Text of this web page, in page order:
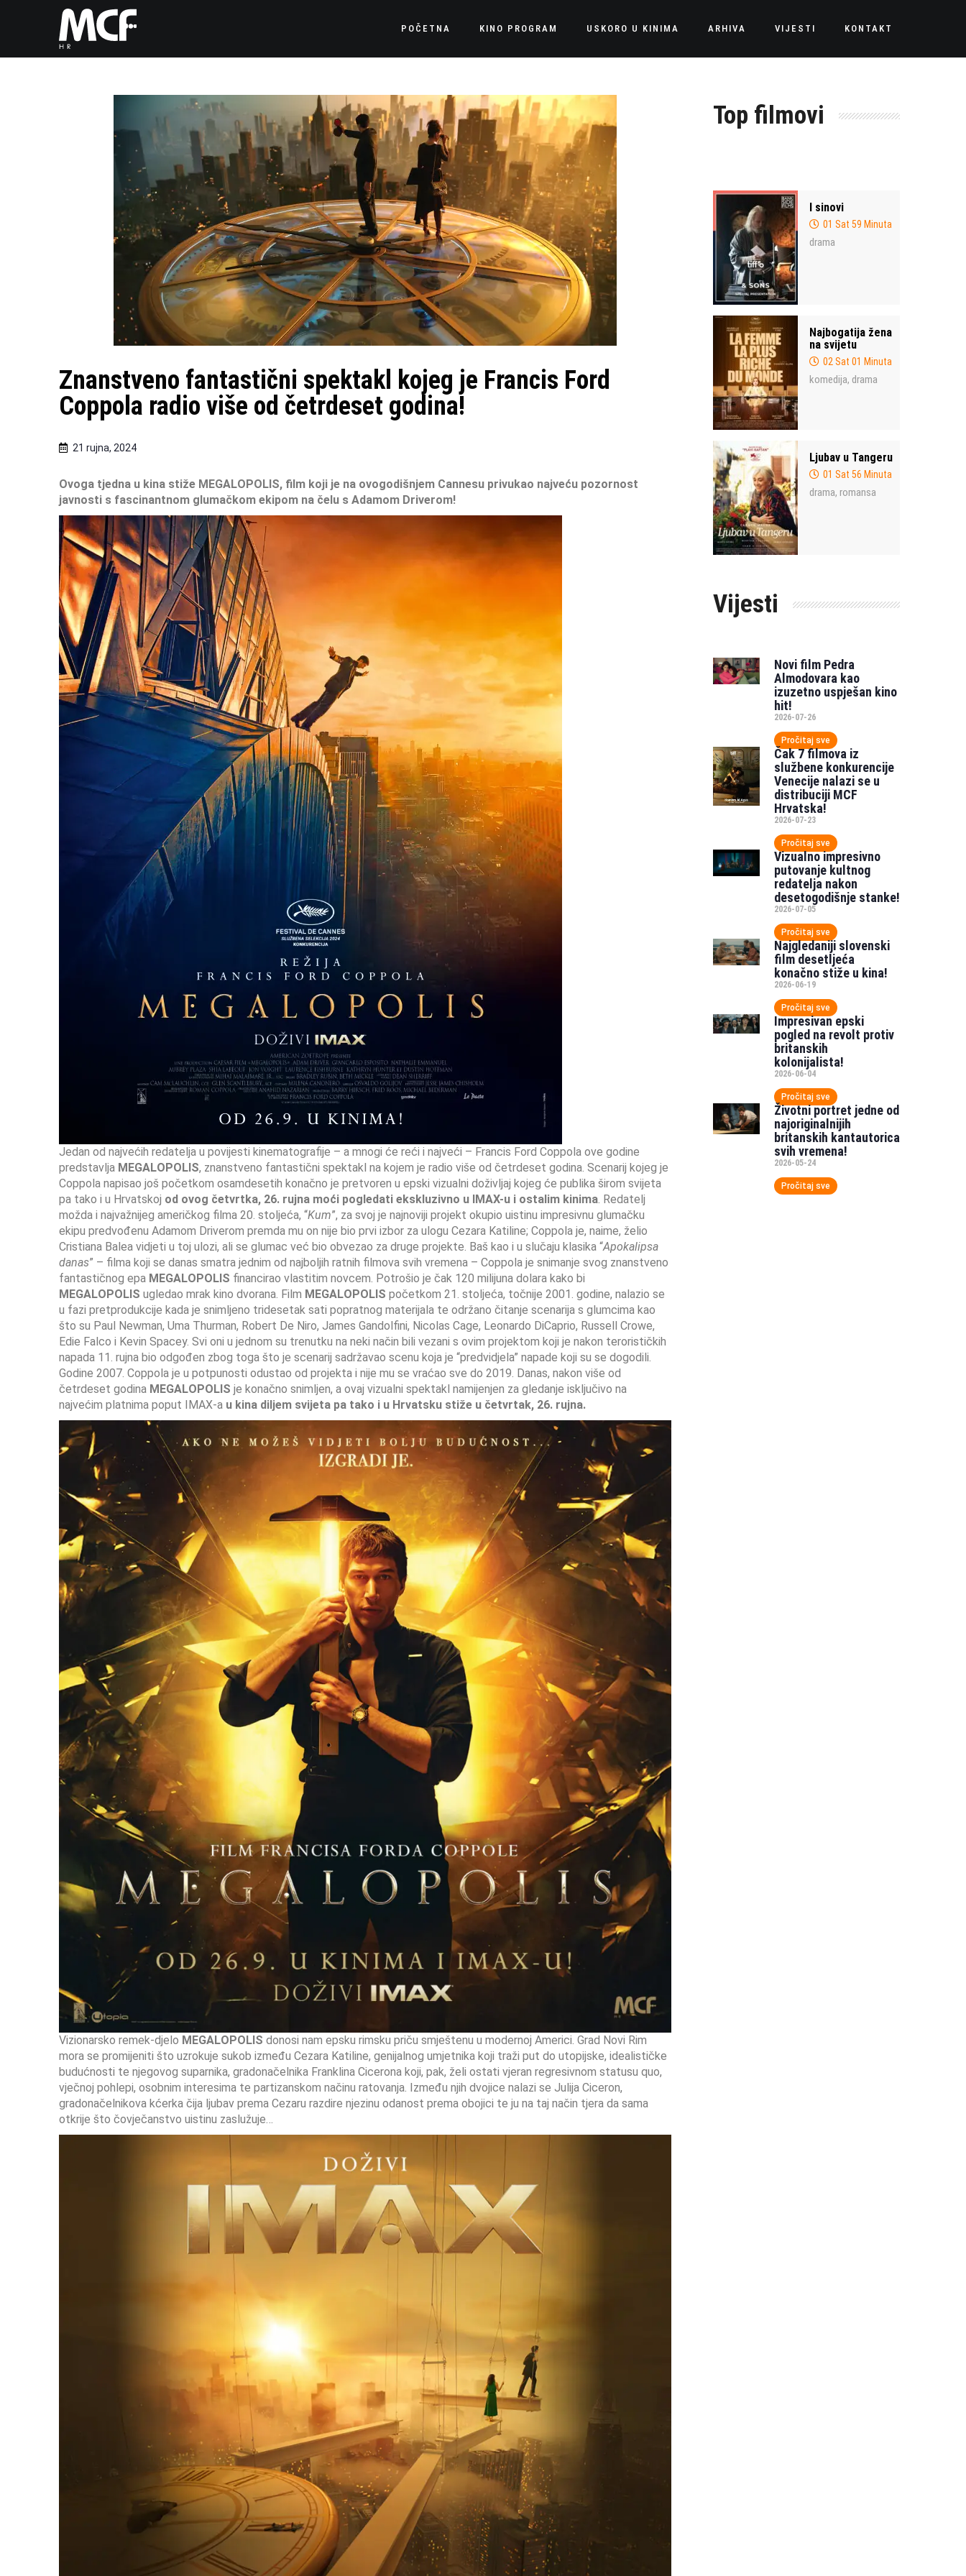
POČETNA KINO PROGRAM USKORO U KINIMA ARHIVA VIJESTI KONTAKT
Znanstveno fantastični spektakl kojeg je Francis Ford
Coppola radio više od četrdeset godina!
21 rujna, 2024
Ovoga tjedna u kina stiže MEGALOPOLIS, film koji je na ovogodišnjem Cannesu privukao najveću pozornost
javnosti s fascinantnom glumačkom ekipom na čelu s Adamom Driverom!
Jedan od najvećih redatelja u povijesti kinematografije – a mnogi će reći i najveći – Francis Ford Coppola ove godine
predstavlja MEGALOPOLIS, znanstveno fantastični spektakl na kojem je radio više od četrdeset godina. Scenarij kojeg je
Coppola napisao još početkom osamdesetih konačno je pretvoren u epski vizualni doživljaj kojeg će publika širom svijeta
pa tako i u Hrvatskoj od ovog četvrtka, 26. rujna moći pogledati ekskluzivno u IMAX-u i ostalim kinima. Redatelj
možda i najvažnijeg američkog filma 20. stoljeća, “Kum”, za svoj je najnoviji projekt okupio uistinu impresivnu glumačku
ekipu predvođenu Adamom Driverom premda mu on nije bio prvi izbor za ulogu Cezara Katiline; Coppola je, naime, želio
Cristiana Balea vidjeti u toj ulozi, ali se glumac već bio obvezao za druge projekte. Baš kao i u slučaju klasika “Apokalipsa
danas” – filma koji se danas smatra jednim od najboljih ratnih filmova svih vremena – Coppola je snimanje svog znanstveno
fantastičnog epa MEGALOPOLIS financirao vlastitim novcem. Potrošio je čak 120 milijuna dolara kako bi
MEGALOPOLIS ugledao mrak kino dvorana. Film MEGALOPOLIS početkom 21. stoljeća, točnije 2001. godine, nalazio se
u fazi pretprodukcije kada je snimljeno tridesetak sati popratnog materijala te održano čitanje scenarija s glumcima kao
što su Paul Newman, Uma Thurman, Robert De Niro, James Gandolfini, Nicolas Cage, Leonardo DiCaprio, Russell Crowe,
Edie Falco i Kevin Spacey. Svi oni u jednom su trenutku na neki način bili vezani s ovim projektom koji je nakon terorističkih
napada 11. rujna bio odgođen zbog toga što je scenarij sadržavao scenu koja je “predvidjela” napade koji su se dogodili.
Godine 2007. Coppola je u potpunosti odustao od projekta i nije mu se vraćao sve do 2019. Danas, nakon više od
četrdeset godina MEGALOPOLIS je konačno snimljen, a ovaj vizualni spektakl namijenjen za gledanje isključivo na
najvećim platnima poput IMAX-a u kina diljem svijeta pa tako i u Hrvatsku stiže u četvrtak, 26. rujna.
Vizionarsko remek-djelo MEGALOPOLIS donosi nam epsku rimsku priču smještenu u modernoj Americi. Grad Novi Rim
mora se promijeniti što uzrokuje sukob između Cezara Katiline, genijalnog umjetnika koji traži put do utopijske, idealističke
budućnosti te njegovog suparnika, gradonačelnika Franklina Cicerona koji, pak, želi ostati vjeran regresivnom statusu quo,
vječnoj pohlepi, osobnim interesima te partizanskom načinu ratovanja. Između njih dvojice nalazi se Julija Ciceron,
gradonačelnikova kćerka čija ljubav prema Cezaru razdire njezinu odanost prema obojici te ju na taj način tjera da sama
otkrije što čovječanstvo uistinu zaslužuje…
Top filmovi
I sinovi
01 Sat 59 Minuta
drama
Najbogatija žena
na svijetu
02 Sat 01 Minuta
komedija, drama
Ljubav u Tangeru
01 Sat 56 Minuta
drama, romansa
Vijesti
Novi film Pedra
Almodovara kao
izuzetno uspješan kino
hit!
2026-07-26
Pročitaj sve
Čak 7 filmova iz
službene konkurencije
Venecije nalazi se u
distribuciji MCF
Hrvatska!
2026-07-23
Pročitaj sve
Vizualno impresivno
putovanje kultnog
redatelja nakon
desetogodišnje stanke!
2026-07-05
Pročitaj sve
Najgledaniji slovenski
film desetljeća
konačno stiže u kina!
2026-06-19
Pročitaj sve
Impresivan epski
pogled na revolt protiv
britanskih
kolonijalista!
2026-06-04
Pročitaj sve
Životni portret jedne od
najoriginalnijih
britanskih kantautorica
svih vremena!
2026-05-24
Pročitaj sve